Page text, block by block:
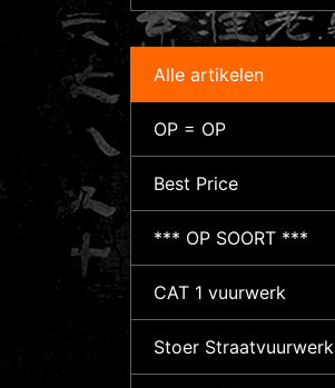
Alle artikelen
OP = OP
Best Price
*** OP SOORT ***
CAT 1 vuurwerk
Stoer Straatvuurwerk